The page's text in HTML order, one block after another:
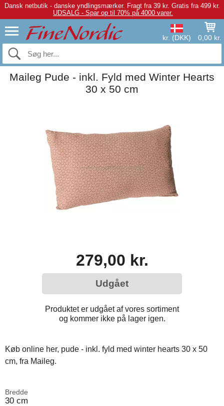
Dansk netbutik - danske yndlingsmærker. Fragt fra 39 kr. Gratis fra 499 kr.
UDSALG - Spar op til 70% på 4000 varer.
kr. (DKK) 0,00 kr.
Maileg Pude - inkl. Fyld med Winter Hearts
30 x 50 cm
279,00 kr.
Udgået
Produktet er udgået af vores sortiment
og kommer ikke på lager igen.
Køb online her, pude - inkl. fyld med winter hearts 30 x 50
cm, fra Maileg.
Bredde
30 cm